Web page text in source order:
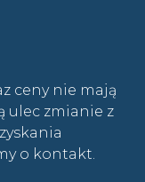
ceny nie mają
ulec zmianie z
o kontakt.